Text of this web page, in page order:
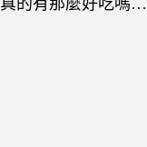
真的有那麼好吃嗎…